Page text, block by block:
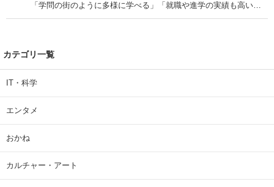
「学問の街のように多様に学べる」「就職や進学の実績も高い」
| 大学 ねとらぼリサーチ
カテゴリ一覧
IT・科学
エンタメ
おかね
カルチャー・アート